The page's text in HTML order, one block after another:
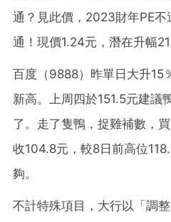
通？見此價，2023財年PE不
通！現價1.24元，潛在升幅
百度（9888）昨單日大升15
新高。上周四於151.5元建議
了。走了隻鴨，捉雞補數，
收104.8元，較8日前高位
夠。
不計特殊項目，大行以「調